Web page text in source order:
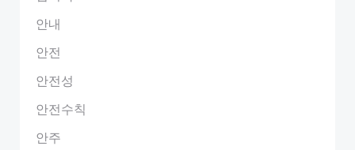
안내
안전
안전성
안전수칙
안주